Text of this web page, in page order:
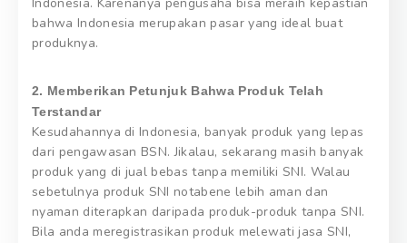
bahwa Indonesia merupakan pasar yang ideal buat
produknya.
2. Memberikan Petunjuk Bahwa Produk Telah
Terstandar
Kesudahannya di Indonesia, banyak produk yang lepas
dari pengawasan BSN. Jikalau, sekarang masih banyak
produk yang di jual bebas tanpa memiliki SNI. Walau
sebetulnya produk SNI notabene lebih aman dan
nyaman diterapkan daripada produk-produk tanpa SNI.
Bila anda meregistrasikan produk melewati jasa SNI,